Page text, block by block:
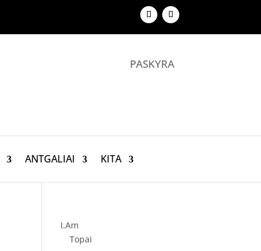
PASKYRA
ANTGALIAI KITA
I.Am
Topai